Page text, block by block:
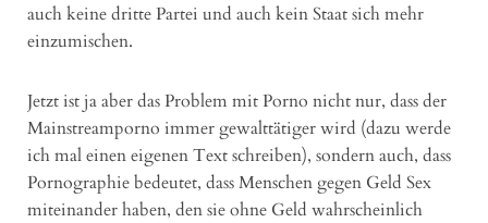
auch keine dritte Partei und auch kein Staat sich mehr
einzumischen.
Jetzt ist ja aber das Problem mit Porno nicht nur, dass der
Mainstreamporno immer gewalttätiger wird (dazu werde
ich mal einen eigenen Text schreiben), sondern auch, dass
Pornographie bedeutet, dass Menschen gegen Geld Sex
miteinander haben, den sie ohne Geld wahrscheinlich